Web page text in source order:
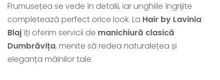
Frumusețea se vede în detalii, iar unghiile îngrijite
completează perfect orice look. La Hair by Lavinia
Blajîți oferim servicii de manichiură clasică
Dumbrăvița, menite să redea naturalețea și
eleganța mâinilor tale.